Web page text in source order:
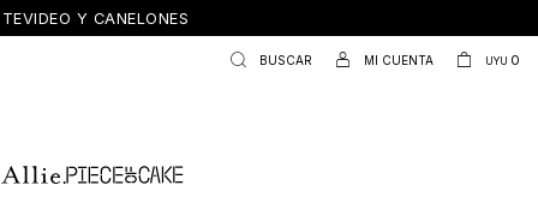
Y CANELONES
UYU 0